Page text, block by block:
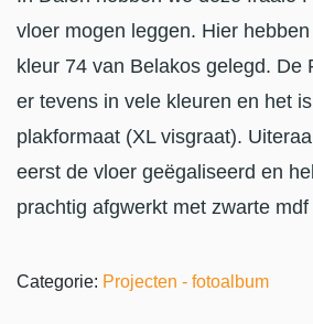
vloer mogen leggen. Hier
kleur 74 van Belakos gelegd. De
er tevens in vele kleuren en het
plakformaat (XL visgraat).
eerst de vloer geëgaliseerd en
prachtig afgwerkt met zwarte mdf
Categorie: Projecten - fotoalbum